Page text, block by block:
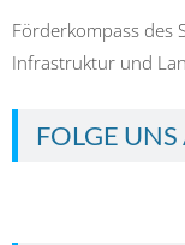
Förderkompass des
Infrastruktur und
FOLGE